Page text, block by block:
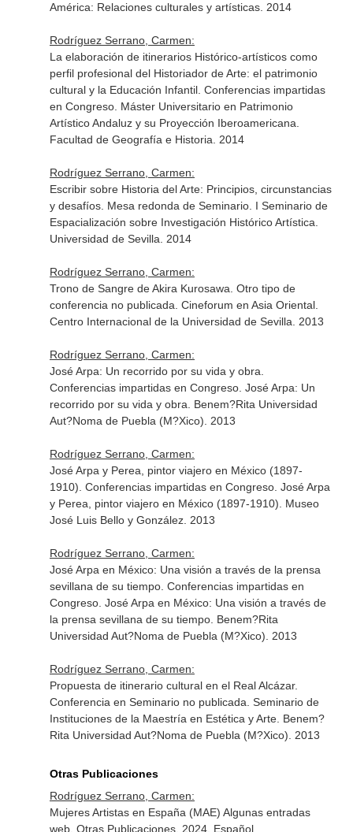
América: Relaciones culturales y artísticas. 2014
Rodríguez Serrano, Carmen:
La elaboración de itinerarios Histórico-artísticos como
perfil profesional del Historiador de Arte: el patrimonio
cultural y la Educación Infantil. Conferencias impartidas
en Congreso. Máster Universitario en Patrimonio
Artístico Andaluz y su Proyección Iberoamericana.
Facultad de Geografía e Historia. 2014
Rodríguez Serrano, Carmen:
Escribir sobre Historia del Arte: Principios, circunstancias
y desafíos. Mesa redonda de Seminario. I Seminario de
Espacialización sobre Investigación Histórico Artística.
Universidad de Sevilla. 2014
Rodríguez Serrano, Carmen:
Trono de Sangre de Akira Kurosawa. Otro tipo de
conferencia no publicada. Cineforum en Asia Oriental.
Centro Internacional de la Universidad de Sevilla. 2013
Rodríguez Serrano, Carmen:
José Arpa: Un recorrido por su vida y obra.
Conferencias impartidas en Congreso. José Arpa: Un
recorrido por su vida y obra. Benem?Rita Universidad
Aut?Noma de Puebla (M?Xico). 2013
Rodríguez Serrano, Carmen:
José Arpa y Perea, pintor viajero en México (1897-
1910). Conferencias impartidas en Congreso. José Arpa
y Perea, pintor viajero en México (1897-1910). Museo
José Luis Bello y González. 2013
Rodríguez Serrano, Carmen:
José Arpa en México: Una visión a través de la prensa
sevillana de su tiempo. Conferencias impartidas en
Congreso. José Arpa en México: Una visión a través de
la prensa sevillana de su tiempo. Benem?Rita
Universidad Aut?Noma de Puebla (M?Xico). 2013
Rodríguez Serrano, Carmen:
Propuesta de itinerario cultural en el Real Alcázar.
Conferencia en Seminario no publicada. Seminario de
Instituciones de la Maestría en Estética y Arte. Benem?
Rita Universidad Aut?Noma de Puebla (M?Xico). 2013
Otras Publicaciones
Rodríguez Serrano, Carmen:
Mujeres Artistas en España (MAE) Algunas entradas
web. Otras Publicaciones. 2024. Español